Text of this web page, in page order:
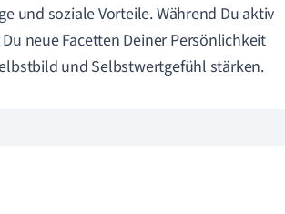
und soziale Vorteile. Während Du aktiv
neue Facetten Deiner Persönlichkeit
und Selbstwertgefühl stärken.